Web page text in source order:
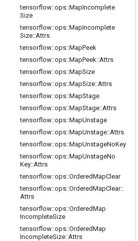
tensorflow::ops::MapIncomplete
Size
tensorflow::ops::MapIncomplete
Size::Attrs
tensorflow::ops::MapPeek
tensorflow::ops::MapPeek::Attrs
tensorflow::ops::MapSize
tensorflow::ops::MapSize::Attrs
tensorflow::ops::MapStage
tensorflow::ops::MapStage::Attrs
tensorflow::ops::MapUnstage
tensorflow::ops::MapUnstage::Attrs
tensorflow::ops::MapUnstageNoKey
tensorflow::ops::MapUnstageNo
Key::Attrs
tensorflow::ops::OrderedMapClear
tensorflow::ops::OrderedMapClear::
Attrs
tensorflow::ops::OrderedMap
IncompleteSize
tensorflow::ops::OrderedMap
IncompleteSize::Attrs